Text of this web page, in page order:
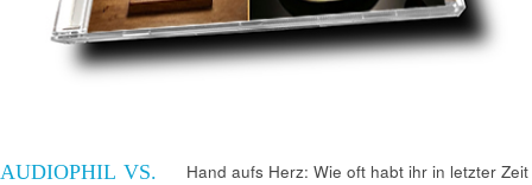
AUDIOPHIL VS.
Hand aufs Herz: Wie oft habt ihr in letzter Zeit